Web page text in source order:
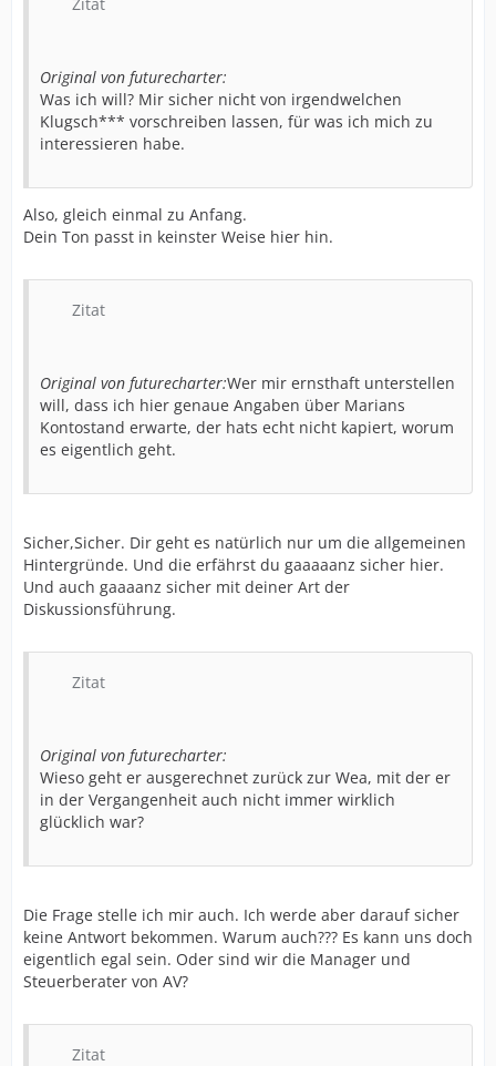
Original von futurecharter:
Was ich will? Mir sicher nicht von irgendwelchen
Klugsch*** vorschreiben lassen, für was ich mich zu
interessieren habe.
Also, gleich einmal zu Anfang.
Dein Ton passt in keinster Weise hier hin.
Zitat
Original von futurecharter:Wer mir ernsthaft unterstellen
will, dass ich hier genaue Angaben über Marians
Kontostand erwarte, der hats echt nicht kapiert, worum
es eigentlich geht.
Sicher,Sicher. Dir geht es natürlich nur um die allgemeinen
Hintergründe. Und die erfährst du gaaaaanz sicher hier.
Und auch gaaaanz sicher mit deiner Art der
Diskussionsführung.
Zitat
Original von futurecharter:
Wieso geht er ausgerechnet zurück zur Wea, mit der er
in der Vergangenheit auch nicht immer wirklich
glücklich war?
Die Frage stelle ich mir auch. Ich werde aber darauf sicher
keine Antwort bekommen. Warum auch??? Es kann uns doch
eigentlich egal sein. Oder sind wir die Manager und
Steuerberater von AV?
Zitat